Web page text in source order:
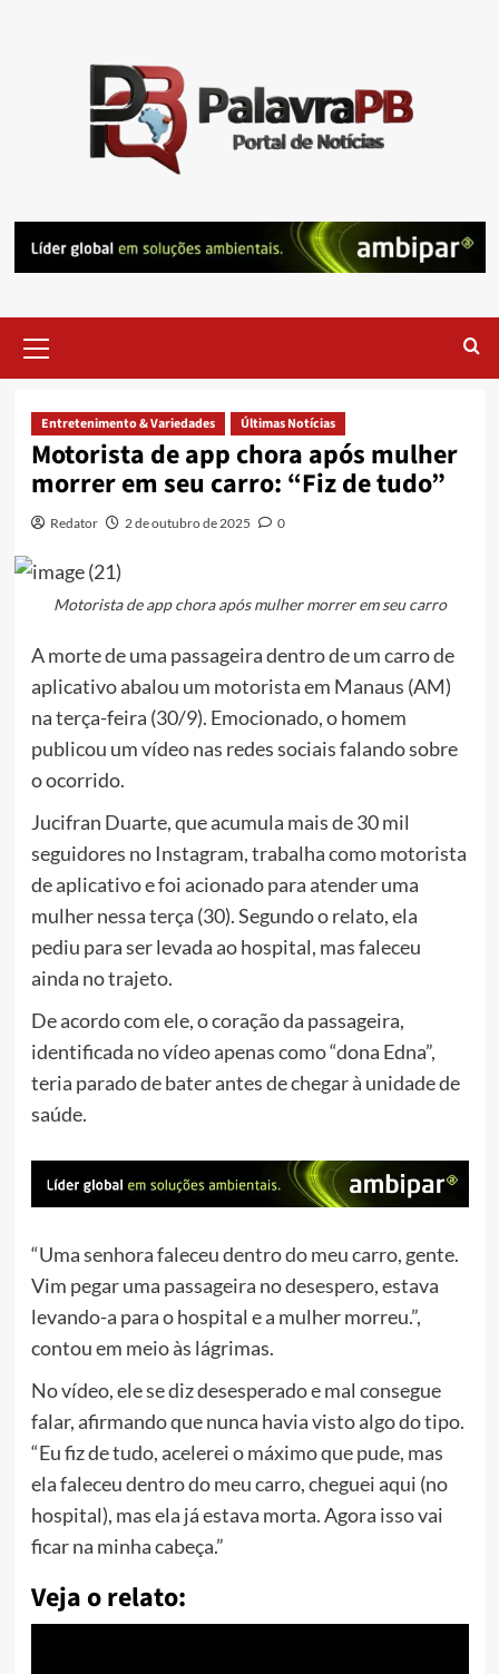
Menu
Entretenimento & Variedades Últimas Notícias
Motorista de app chora após mulher
morrer em seu carro: “Fiz de tudo”
Redator 2 de outubro de 2025 0
Motorista de app chora após mulher morrer em seu carro
A morte de uma passageira dentro de um carro de
aplicativo abalou um motorista em Manaus (AM)
na terça-feira (30/9). Emocionado, o homem
publicou um vídeo nas redes sociais falando sobre
o ocorrido.
Jucifran Duarte, que acumula mais de 30 mil
seguidores no Instagram, trabalha como motorista
de aplicativo e foi acionado para atender uma
mulher nessa terça (30). Segundo o relato, ela
pediu para ser levada ao hospital, mas faleceu
ainda no trajeto.
De acordo com ele, o coração da passageira,
identificada no vídeo apenas como “dona Edna”,
teria parado de bater antes de chegar à unidade de
saúde.
“Uma senhora faleceu dentro do meu carro, gente.
Vim pegar uma passageira no desespero, estava
levando-a para o hospital e a mulher morreu.”,
contou em meio às lágrimas.
No vídeo, ele se diz desesperado e mal consegue
falar, afirmando que nunca havia visto algo do tipo.
“Eu fiz de tudo, acelerei o máximo que pude, mas
ela faleceu dentro do meu carro, cheguei aqui (no
hospital), mas ela já estava morta. Agora isso vai
ficar na minha cabeça.”
Veja o relato: